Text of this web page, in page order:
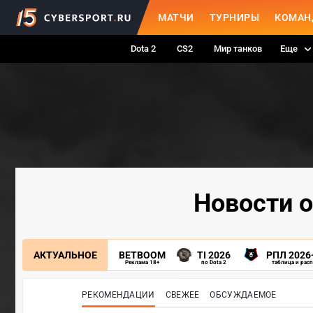
МАТЧИ ТУРНИРЫ
Dota 2 CS2 Мир танков Еще
Новости
АКТУАЛЬНОЕ BETBOOM
Реклама 18+
TI 2026
по Dota 2
РПЛ
таблица и
РЕКОМЕНДАЦИИ СВЕЖЕЕ ОБСУЖДАЕМОЕ